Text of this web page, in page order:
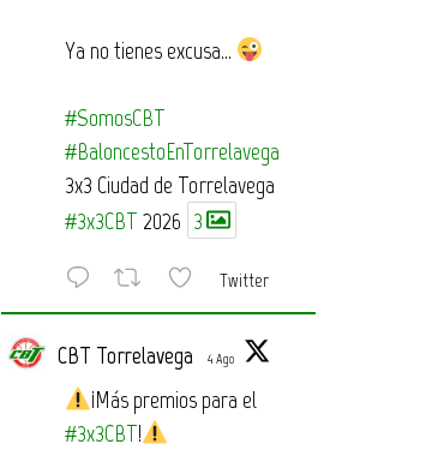
Ya no tienes excusa…
#SomosCBT
#BaloncestoEnTorrelavega
3x3 Ciudad de Torrelavega
#3x3CBT 2026 3
Twitter
CBT Torrelavega 4 Ago
¡Más premios para el
#3x3CBT!